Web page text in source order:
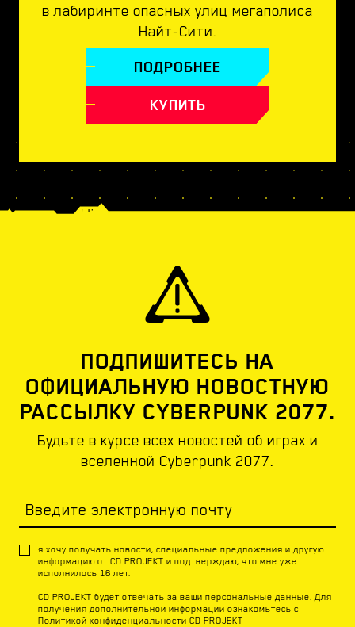
в лабиринте опасных улиц мегаполиса
Найт-Сити.
ПОДРОБНЕЕ
КУПИТЬ
ПОДПИШИТЕСЬ НА
ОФИЦИАЛЬНУЮ НОВОСТНУЮ
РАССЫЛКУ CYBERPUNK 2077.
Будьте в курсе всех новостей об играх и
вселенной Cyberpunk 2077.
Введите электронную почту
я хочу получать новости, специальные предложения и другую
информацию от CD PROJEKT и подтверждаю, что мне уже
исполнилось 16 лет.
CD PROJEKT будет отвечать за ваши персональные данные. Для
получения дополнительной информации ознакомьтесь с
Политикой конфиденциальности CD PROJEKT